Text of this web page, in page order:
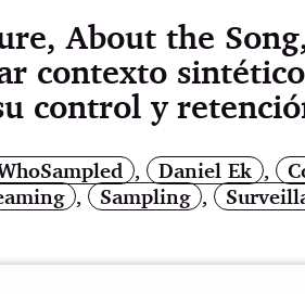
About the
contexto
control y
, Daniel Ek ,
, Sampling ,